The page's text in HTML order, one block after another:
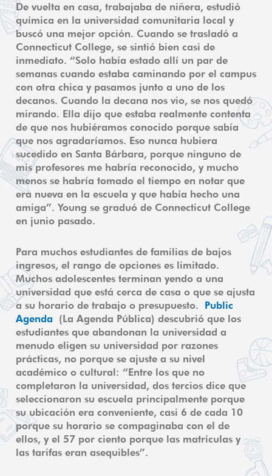
De vuelta en casa, trabajaba de niñera, estudió
química en la universidad comunitaria local y
buscó una mejor opción. Cuando se trasladó a
Connecticut College, se sintió bien casi de
inmediato. “Solo había estado allí un par de
semanas cuando estaba caminando por el campus
con otra chica y pasamos junto a uno de los
decanos. Cuando la decana nos vio, se nos quedó
mirando. Ella dijo que estaba realmente contenta
de que nos hubiéramos conocido porque sabía
que nos agradaríamos. Eso nunca hubiera
sucedido en Santa Bárbara, porque ninguno de
mis profesores me habría reconocido, y mucho
menos se habría tomado el tiempo en notar que
era nueva en la escuela y que había hecho una
amiga”. Young se graduó de Connecticut College
en junio pasado.
Para muchos estudiantes de familias de bajos
ingresos, el rango de opciones es limitado.
Muchos adolescentes terminan yendo a una
universidad que está cerca de casa o que se ajusta
a su horario de trabajo o presupuesto. Public
Agenda (La Agenda Pública) descubrió que los
estudiantes que abandonan la universidad a
menudo eligen su universidad por razones
prácticas, no porque se ajuste a su nivel
académico o cultural: “Entre los que no
completaron la universidad, dos tercios dice que
seleccionaron su escuela principalmente porque
su ubicación era conveniente, casi 6 de cada 10
porque su horario se compaginaba con el de
ellos, y el 57 por ciento porque las matrículas y
las tarifas eran asequibles”.